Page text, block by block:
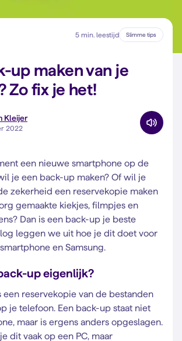
5 min. leestijd Slimme tips
up maken van je
Zo fix je het!
Kleijer
2022
een nieuwe smartphone op de
je een back-up maken? Of wil je
zekerheid een reservekopie maken
gemaakte kiekjes, filmpjes en
Dan is een back-up je beste
leggen we uit hoe je dit doet voor
en Samsung.
up eigenlijk?
een reservekopie van de bestanden
je telefoon. Een back-up staat niet
maar is ergens anders opgeslagen.
dit vaak op een PC, maar